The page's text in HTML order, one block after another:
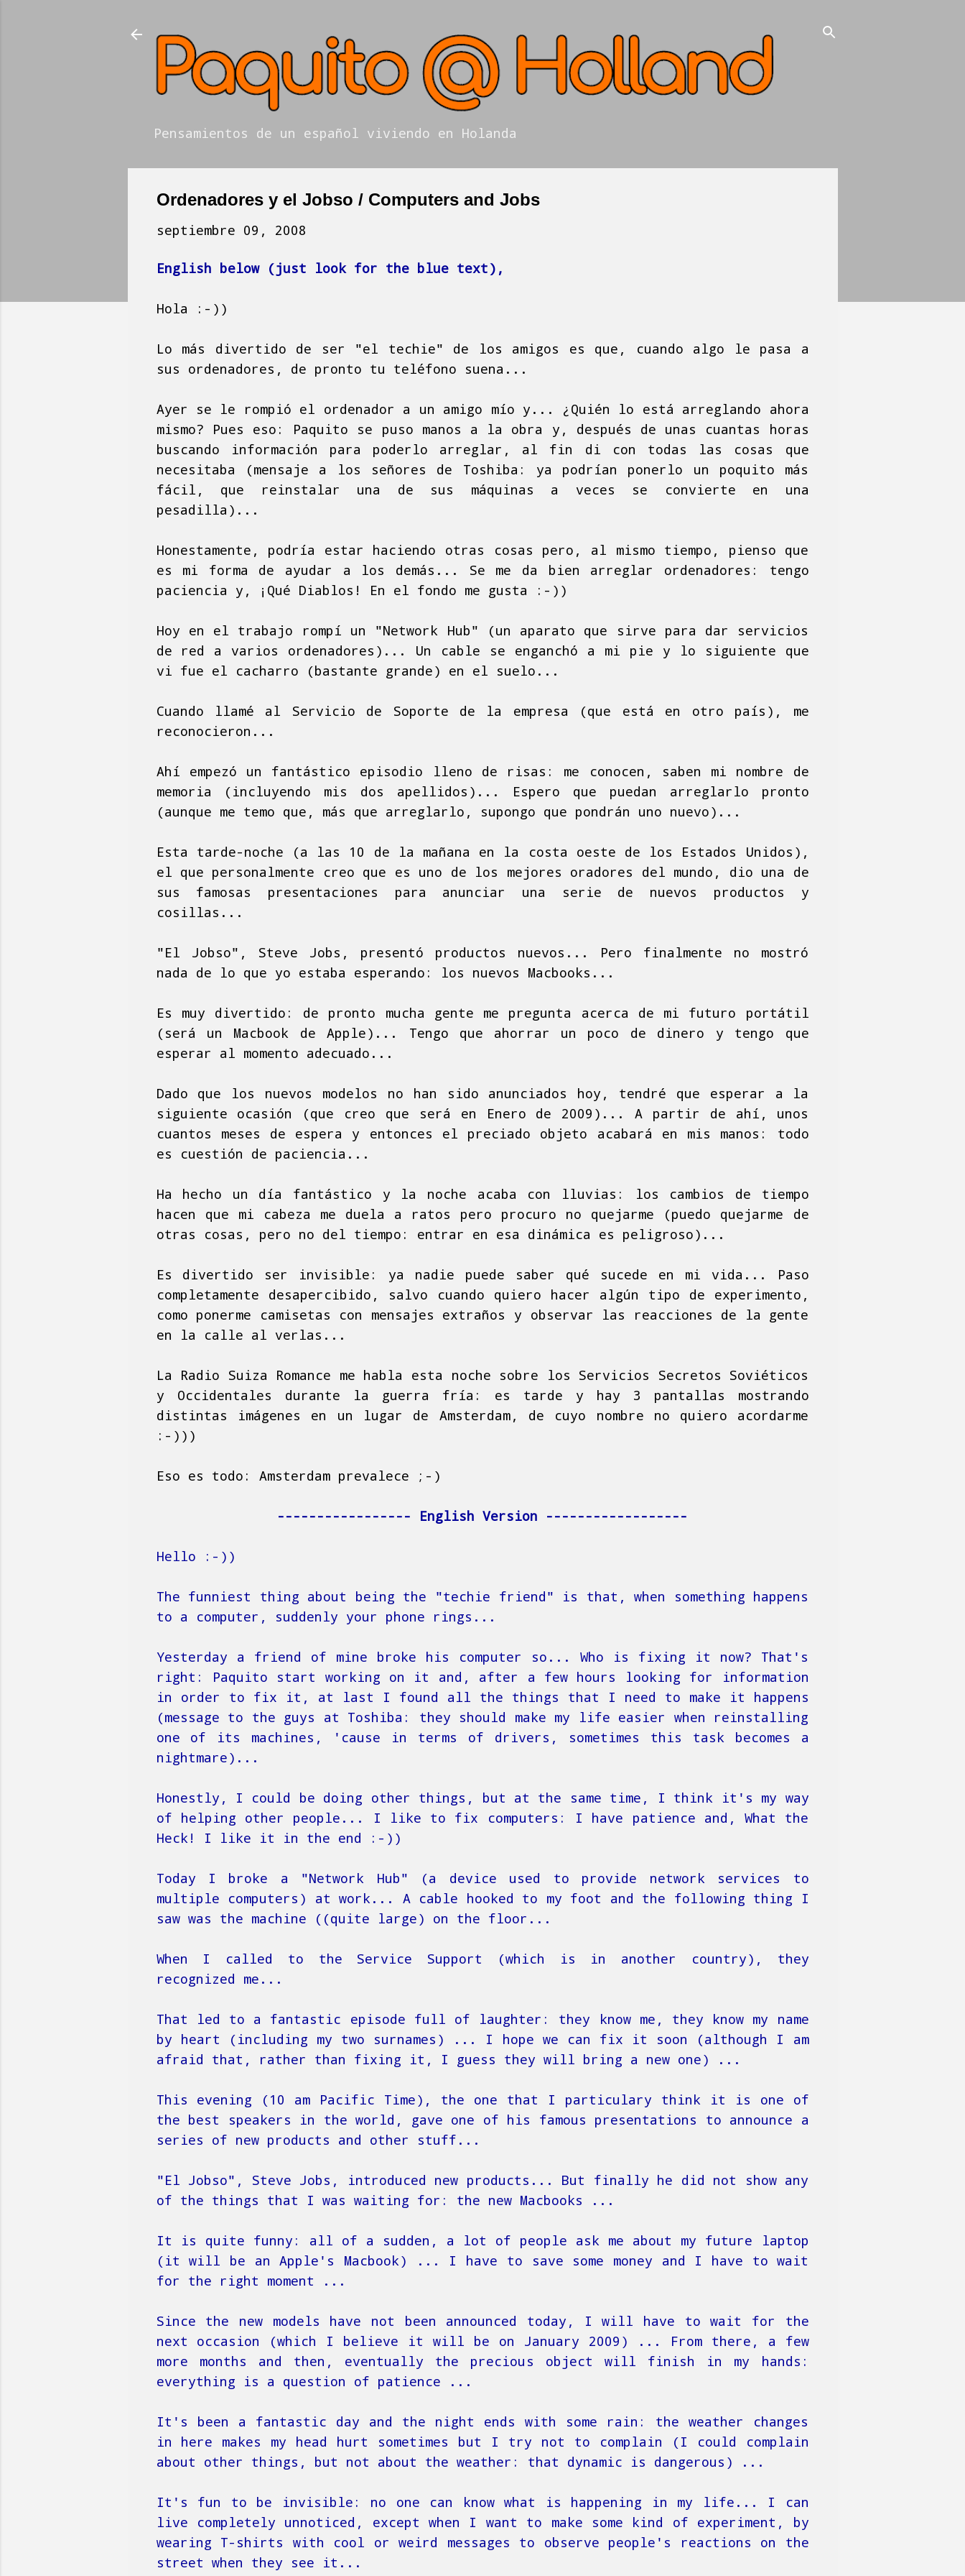
Pensamientos de un español viviendo en Holanda
Ordenadores y el Jobso / Computers and Jobs
septiembre 09, 2008
English below (just look for the blue text),
Hola :-))
Lo más divertido de ser "el techie" de los amigos es que, cuando algo le pasa a
sus ordenadores, de pronto tu teléfono suena...
Ayer se le rompió el ordenador a un amigo mío y... ¿Quién lo está arreglando ahora
mismo? Pues eso: Paquito se puso manos a la obra y, después de unas cuantas horas
buscando información para poderlo arreglar, al fin di con todas las cosas que
necesitaba (mensaje a los señores de Toshiba: ya podrían ponerlo un poquito más
fácil, que reinstalar una de sus máquinas a veces se convierte en una
pesadilla)...
Honestamente, podría estar haciendo otras cosas pero, al mismo tiempo, pienso que
es mi forma de ayudar a los demás... Se me da bien arreglar ordenadores: tengo
paciencia y, ¡Qué Diablos! En el fondo me gusta :-))
Hoy en el trabajo rompí un "Network Hub" (un aparato que sirve para dar servicios
de red a varios ordenadores)... Un cable se enganchó a mi pie y lo siguiente que
vi fue el cacharro (bastante grande) en el suelo...
Cuando llamé al Servicio de Soporte de la empresa (que está en otro país), me
reconocieron...
Ahí empezó un fantástico episodio lleno de risas: me conocen, saben mi nombre de
memoria (incluyendo mis dos apellidos)... Espero que puedan arreglarlo pronto
(aunque me temo que, más que arreglarlo, supongo que pondrán uno nuevo)...
Esta tarde-noche (a las 10 de la mañana en la costa oeste de los Estados Unidos),
el que personalmente creo que es uno de los mejores oradores del mundo, dio una de
sus famosas presentaciones para anunciar una serie de nuevos productos y
cosillas...
"El Jobso", Steve Jobs, presentó productos nuevos... Pero finalmente no mostró
nada de lo que yo estaba esperando: los nuevos Macbooks...
Es muy divertido: de pronto mucha gente me pregunta acerca de mi futuro portátil
(será un Macbook de Apple)... Tengo que ahorrar un poco de dinero y tengo que
esperar al momento adecuado...
Dado que los nuevos modelos no han sido anunciados hoy, tendré que esperar a la
siguiente ocasión (que creo que será en Enero de 2009)... A partir de ahí, unos
cuantos meses de espera y entonces el preciado objeto acabará en mis manos: todo
es cuestión de paciencia...
Ha hecho un día fantástico y la noche acaba con lluvias: los cambios de tiempo
hacen que mi cabeza me duela a ratos pero procuro no quejarme (puedo quejarme de
otras cosas, pero no del tiempo: entrar en esa dinámica es peligroso)...
Es divertido ser invisible: ya nadie puede saber qué sucede en mi vida... Paso
completamente desapercibido, salvo cuando quiero hacer algún tipo de experimento,
como ponerme camisetas con mensajes extraños y observar las reacciones de la gente
en la calle al verlas...
La Radio Suiza Romance me habla esta noche sobre los Servicios Secretos Soviéticos
y Occidentales durante la guerra fría: es tarde y hay 3 pantallas mostrando
distintas imágenes en un lugar de Amsterdam, de cuyo nombre no quiero acordarme
:-)))
Eso es todo: Amsterdam prevalece ;-)
----------------- English Version ------------------
Hello :-))
The funniest thing about being the "techie friend" is that, when something happens
to a computer, suddenly your phone rings...
Yesterday a friend of mine broke his computer so... Who is fixing it now? That's
right: Paquito start working on it and, after a few hours looking for information
in order to fix it, at last I found all the things that I need to make it happens
(message to the guys at Toshiba: they should make my life easier when reinstalling
one of its machines, 'cause in terms of drivers, sometimes this task becomes a
nightmare)...
Honestly, I could be doing other things, but at the same time, I think it's my way
of helping other people... I like to fix computers: I have patience and, What the
Heck! I like it in the end :-))
Today I broke a "Network Hub" (a device used to provide network services to
multiple computers) at work... A cable hooked to my foot and the following thing I
saw was the machine ((quite large) on the floor...
When I called to the Service Support (which is in another country), they
recognized me...
That led to a fantastic episode full of laughter: they know me, they know my name
by heart (including my two surnames) ... I hope we can fix it soon (although I am
afraid that, rather than fixing it, I guess they will bring a new one) ...
This evening (10 am Pacific Time), the one that I particulary think it is one of
the best speakers in the world, gave one of his famous presentations to announce a
series of new products and other stuff...
"El Jobso", Steve Jobs, introduced new products... But finally he did not show any
of the things that I was waiting for: the new Macbooks ...
It is quite funny: all of a sudden, a lot of people ask me about my future laptop
(it will be an Apple's Macbook) ... I have to save some money and I have to wait
for the right moment ...
Since the new models have not been announced today, I will have to wait for the
next occasion (which I believe it will be on January 2009) ... From there, a few
more months and then, eventually the precious object will finish in my hands:
everything is a question of patience ...
It's been a fantastic day and the night ends with some rain: the weather changes
in here makes my head hurt sometimes but I try not to complain (I could complain
about other things, but not about the weather: that dynamic is dangerous) ...
It's fun to be invisible: no one can know what is happening in my life... I can
live completely unnoticed, except when I want to make some kind of experiment, by
wearing T-shirts with cool or weird messages to observe people's reactions on the
street when they see it...